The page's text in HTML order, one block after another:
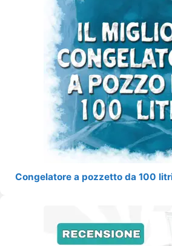
Congelatore a pozzetto da 100